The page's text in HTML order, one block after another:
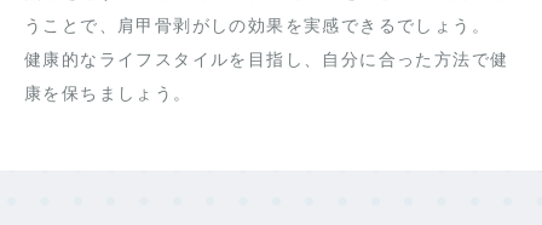
うことで、肩甲骨剥がしの効果を実感できるでしょう。
健康的なライフスタイルを目指し、自分に合った方法で健
康を保ちましょう。